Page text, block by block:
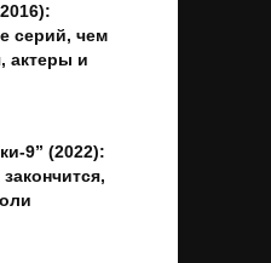
серий, чем
актеры и
9” (2022):